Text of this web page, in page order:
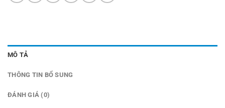
MÔ TẢ
THÔNG TIN BỔ SUNG
ĐÁNH GIÁ (0)